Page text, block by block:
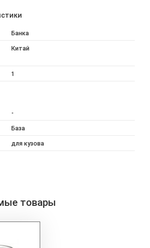
Банка
Китай
1
-
База
для кузова
товары